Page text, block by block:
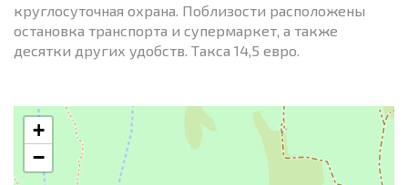
круглосуточная охрана. Поблизости расположены
остановка транспорта и супермаркет, а также
десятки других удобств. Такса 14,5 евро.
+
−